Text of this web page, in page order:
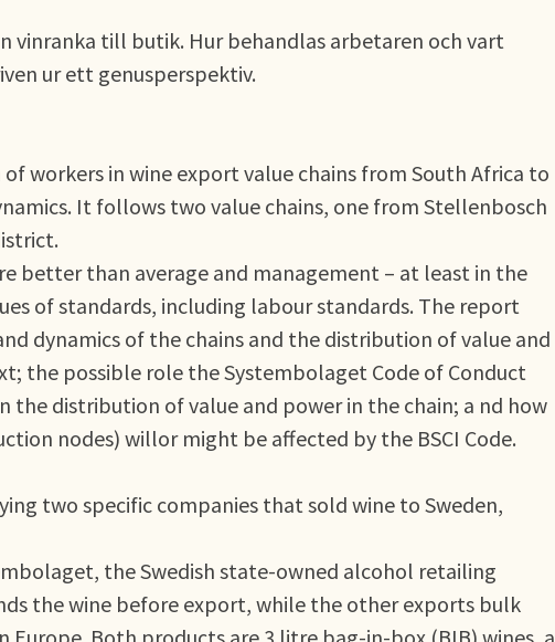
vinranka till butik. Hur behandlas arbetaren och vart
ur ett genusperspektiv.
workers in wine export value chains from South Africa to
It follows two value chains, one from Stellenbosch
better than average and management – at least in the
of standards, including labour standards. The report
dynamics of the chains and the distribution of value and
the possible role the Systembolaget Code of Conduct
the distribution of value and power in the chain; a nd how
nodes) willor might be affected by the BSCI Code.
two specific companies that sold wine to Sweden,
the Swedish state-owned alcohol retailing
the wine before export, while the other exports bulk